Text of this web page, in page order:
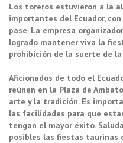
Los toreros estuvieron a la
importantes del Ecuador,
pase. La empresa
logrado mantener viva la
prohibición de la suerte de
Aficionados de todo el
reúnen en la Plaza de
arte y la tradición. Es
las facilidades para que
tengan el mayor éxito.
posibles las fiestas taurinas